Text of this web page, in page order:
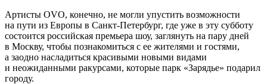
Артисты OVO, конечно, не могли упустить возможности
на пути из Европы в Санкт-Петербург, где уже в эту субботу
состоится российская премьера шоу, заглянуть на пару дней
в Москву, чтобы познакомиться с ее жителями и гостями,
а заодно насладиться красивыми новыми видами
и неожиданными ракурсами, которые парк «Зарядье» подарил
городу.